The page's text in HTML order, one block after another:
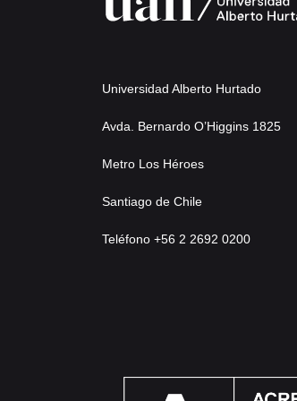
Universidad Alberto Hurtado
Avda. Bernardo O’Higgins 1825
Metro Los Héroes
Santiago de Chile
Teléfono +56 2 2692 0200